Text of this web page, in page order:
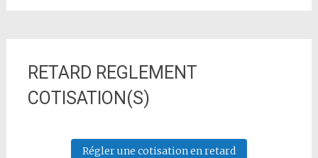
RETARD REGLEMENT
COTISATION(S)
Régler une cotisation en retard